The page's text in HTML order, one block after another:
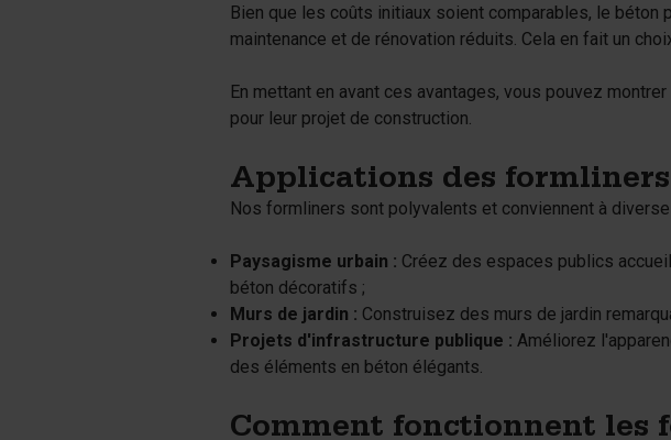
Bien que les coûts initiaux soient comparables, le
maintenance et de rénovation réduits. Cela en fait un
En mettant en avant ces avantages, vous pouvez
pour leur projet de construction.
Applications des
Nos formliners sont polyvalents et conviennent à
Paysagisme urbain : Créez des espaces publics
béton décoratifs ;
Murs de jardin : Construisez des murs de jardin
Projets d'infrastructure publique : Améliorez
des éléments en béton élégants.
Comment fonctionnent les